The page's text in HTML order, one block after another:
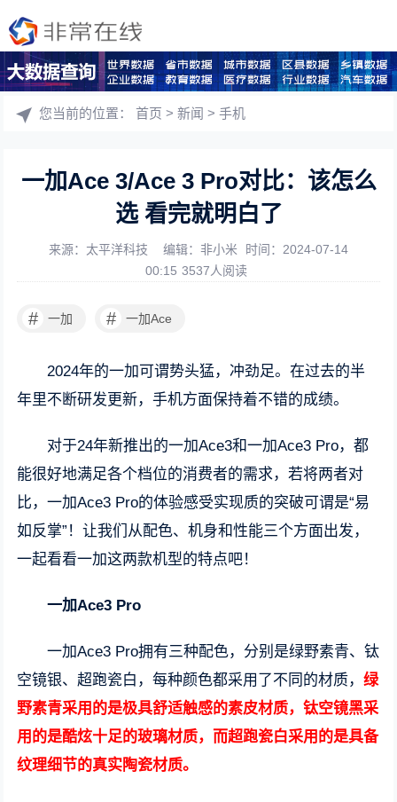
您当前的位置：首页 >新闻 >手机
一加Ace 3/Ace 3 Pro对比：该怎么
选 看完就明白了
来源：太平洋科技 编辑：非小米
时间：2024-07-14
00:15 3537人阅读
# 一加 # 一加Ace
2024年的一加可谓势头猛，冲劲足。在过去的半
年里不断研发更新，手机方面保持着不错的成绩。
对于24年新推出的一加Ace3和一加Ace3 Pro，都
能很好地满足各个档位的消费者的需求，若将两者对
比，一加Ace3 Pro的体验感受实现质的突破可谓是“易
如反掌”！让我们从配色、机身和性能三个方面出发，
一起看看一加这两款机型的特点吧！
一加Ace3 Pro
一加Ace3 Pro拥有三种配色，分别是绿野素青、钛
空镜银、超跑瓷白，每种颜色都采用了不同的材质，绿
野素青采用的是极具舒适触感的素皮材质，钛空镜黑采
用的是酷炫十足的玻璃材质，而超跑瓷白采用的是具备
纹理细节的真实陶瓷材质。